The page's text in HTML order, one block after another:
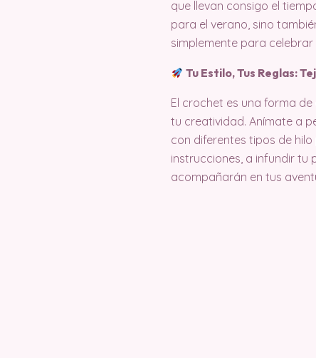
que llevan consigo el
para el verano, sino
simplemente para celebrar
Tu Estilo, Tus Reglas:
El crochet es una forma
tu creatividad. Anímate a
con diferentes tipos de
instrucciones, a infundir
acompañarán en tus